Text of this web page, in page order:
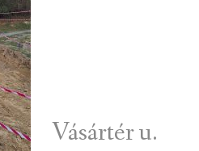
Vásártér u.